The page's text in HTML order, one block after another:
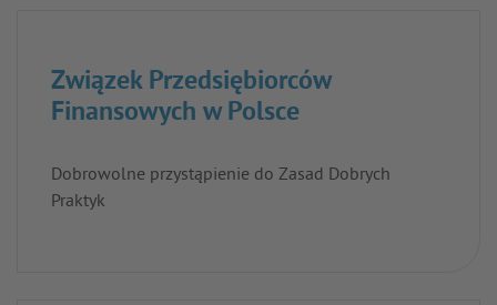
Związek Przedsiębiorców
Finansowych w Polsce
Dobrowolne przystąpienie do Zasad Dobrych
Praktyk